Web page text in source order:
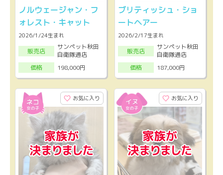
ノルウェージャン・フ
ォレスト・キャット
2026/1/24生まれ
販売店
サンペット秋田
自衛隊通店
価格
198,000円
ブリティッシュ・ショ
ートヘアー
2026/2/17生まれ
販売店
サンペット秋田
自衛隊通店
価格
187,000円
お気に入り お気に入り